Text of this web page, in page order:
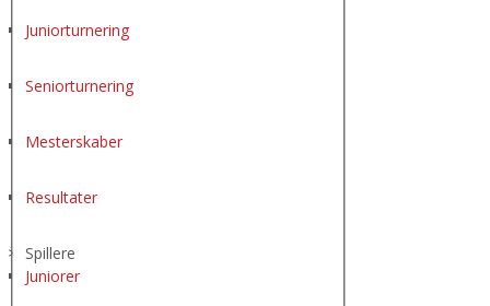
Juniorturnering
Seniorturnering
Mesterskaber
Resultater
Spillere
Juniorer